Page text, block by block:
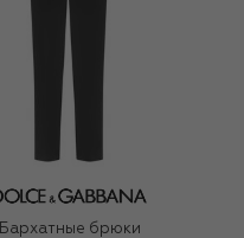
Бархатные брюки